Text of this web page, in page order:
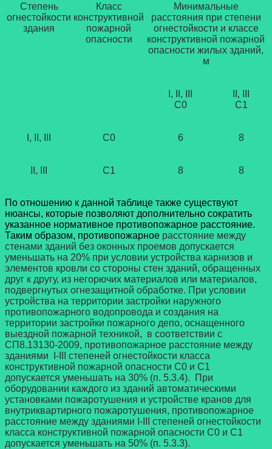
Степень
огнестойкости
здания
Класс
конструктивной
пожарной
опасности
Минимальные
расстояния при степени
огнестойкости и классе
конструктивной пожарной
опасности жилых зданий,
м
I, II, III
С0
II, III
С1
I, II, III С0 6 8
II, III С1 8 8
По отношению к данной таблице также существуют
нюансы, которые позволяют дополнительно сократить
указанное нормативное противопожарное расстояние.
Таким образом, противопожарное расстояние между
стенами зданий без оконных проемов допускается
уменьшать на 20% при условии устройства карнизов и
элементов кровли со стороны стен зданий, обращенных
друг к другу, из негорючих материалов или материалов,
подвергнутых огнезащитной обработке. При условии
устройства на территории застройки наружного
противопожарного водопровода и создания на
территории застройки пожарного депо, оснащенного
выездной пожарной техникой, в соответствии с
СП8.13130-2009, противопожарное расстояние между
зданиями I-III степеней огнестойкости класса
конструктивной пожарной опасности С0 и С1
допускается уменьшать на 30% (п. 5.3.4). При
оборудовании каждого из зданий автоматическими
установками пожаротушения и устройстве кранов для
внутриквартирного пожаротушения, противопожарное
расстояние между зданиями I-III степеней огнестойкости
класса конструктивной пожарной опасности С0 и С1
допускается уменьшать на 50% (п. 5.3.3).